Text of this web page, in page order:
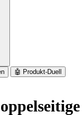
🤖 Produkt-Duell